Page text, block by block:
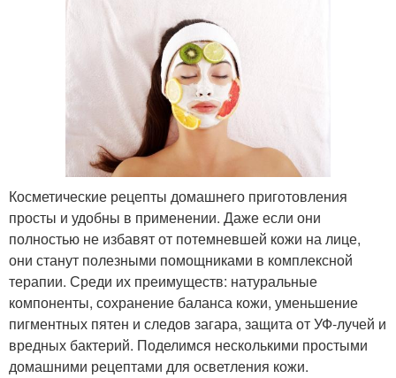
Косметические рецепты домашнего приготовления
просты и удобны в применении. Даже если они
полностью не избавят от потемневшей кожи на лице,
они станут полезными помощниками в комплексной
терапии. Среди их преимуществ: натуральные
компоненты, сохранение баланса кожи, уменьшение
пигментных пятен и следов загара, защита от УФ-лучей и
вредных бактерий. Поделимся несколькими простыми
домашними рецептами для осветления кожи.